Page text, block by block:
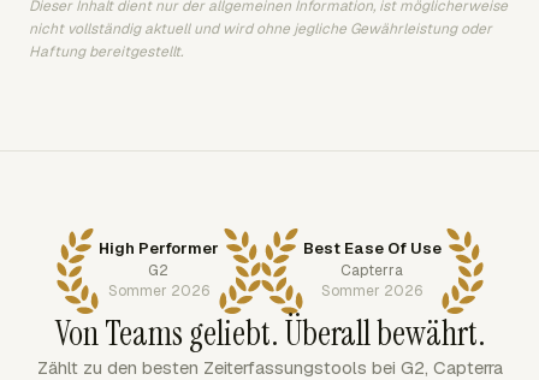
Dieser Inhalt dient nur der allgemeinen Information, ist möglicherweise
nicht vollständig aktuell und wird ohne jegliche Gewährleistung oder
Haftung bereitgestellt.
High Performer
G2
Sommer 2026
Best Ease Of Use
Capterra
Sommer 2026
Von Teams geliebt. Überall bewährt.
Zählt zu den besten Zeiterfassungstools bei G2, Capterra